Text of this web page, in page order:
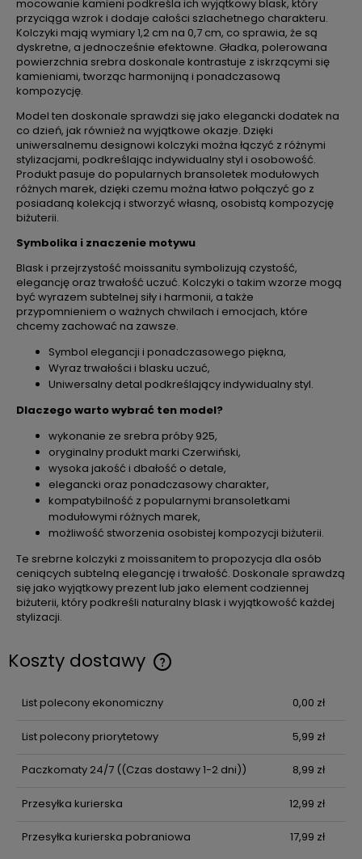
mocowanie kamieni podkreśla ich wyjątkowy blask, który
przyciąga wzrok i dodaje całości szlachetnego charakteru.
Kolczyki mają wymiary 1,2 cm na 0,7 cm, co sprawia, że są
dyskretne, a jednocześnie efektowne. Gładka, polerowana
powierzchnia srebra doskonale kontrastuje z iskrzącymi się
kamieniami, tworząc harmonijną i ponadczasową
kompozycję.
Model ten doskonale sprawdzi się jako elegancki dodatek na
co dzień, jak również na wyjątkowe okazje. Dzięki
uniwersalnemu designowi kolczyki można łączyć z różnymi
stylizacjami, podkreślając indywidualny styl i osobowość.
Produkt pasuje do popularnych bransoletek modułowych
różnych marek, dzięki czemu można łatwo połączyć go z
posiadaną kolekcją i stworzyć własną, osobistą kompozycję
biżuterii.
Symbolika i znaczenie motywu
Blask i przejrzystość moissanitu symbolizują czystość,
elegancję oraz trwałość uczuć. Kolczyki o takim wzorze mogą
być wyrazem subtelnej siły i harmonii, a także
przypomnieniem o ważnych chwilach i emocjach, które
chcemy zachować na zawsze.
Symbol elegancji i ponadczasowego piękna,
Wyraz trwałości i blasku uczuć,
Uniwersalny detal podkreślający indywidualny styl.
Dlaczego warto wybrać ten model?
wykonanie ze srebra próby 925,
oryginalny produkt marki Czerwiński,
wysoka jakość i dbałość o detale,
elegancki oraz ponadczasowy charakter,
kompatybilność z popularnymi bransoletkami
modułowymi różnych marek,
możliwość stworzenia osobistej kompozycji biżuterii.
Te srebrne kolczyki z moissanitem to propozycja dla osób
ceniących subtelną elegancję i trwałość. Doskonale sprawdzą
się jako wyjątkowy prezent lub jako element codziennej
biżuterii, który podkreśli naturalny blask i wyjątkowość każdej
stylizacji.
Koszty dostawy
Cena nie zawiera ewentualnych kosztów płatności
List polecony ekonomiczny
0,00 zł
List polecony priorytetowy 5,99 zł
Paczkomaty 24/7((Czas dostawy 1-2 dni)) 8,99 zł
Przesyłka kurierska 12,99 zł
Przesyłka kurierska pobraniowa 17,99 zł